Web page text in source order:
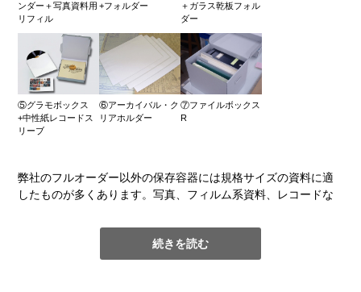
3. 紫外線や水にも強い顔料インクのインクジェットプリンター
で和紙に出力し、マーブル模様の補修紙を作成します。
4. 補修紙から欠損部と似た模様の箇所を選び、欠損部の大きさ
に合わせて、補修紙を切り抜きます。切り口はハサミで断ち切
りにする場合や、水筆を利用して喰裂にする場合もあります。
5. 補修紙を欠損部に当てて全体の印象を確認した後、でんぷん
以前は大きな欠損部も染色和紙(単色)で修補し、アクリル絵の具
や色鉛筆等で補彩をしていましたが、複雑なマーブル模様の再
リントする方法を取り入れてからは、再現性も上がり、作業も
スムーズになり、何より自然な仕上がりにお客様からもご満足
いただいております。
ンダー＋写真資料用
リフィル
+フォルダー
＋ガラス乾板フォル
ダー
⑤グラモボックス
+中性紙レコードス
リーブ
⑥アーカイバル・ク
リアホルダー
⑦ファイルボックス
R
弊社のフルオーダー以外の保存容器には規格サイズの資料に適
したものが多くあります。写真、フィルム系資料、レコードな
形状が標準化されています。そのため、これらの資料にはサイ
ズ、形状、保存に適した保存容器を定型品としてご用意してい
続きを読む